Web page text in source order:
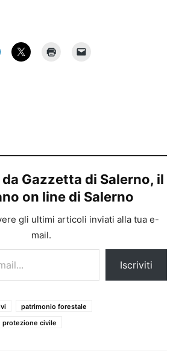
Gazzetta di Salerno, il
on line di Salerno
gli ultimi articoli inviati alla tua e-
mail.
Iscriviti
patrimonio forestale
protezione civile